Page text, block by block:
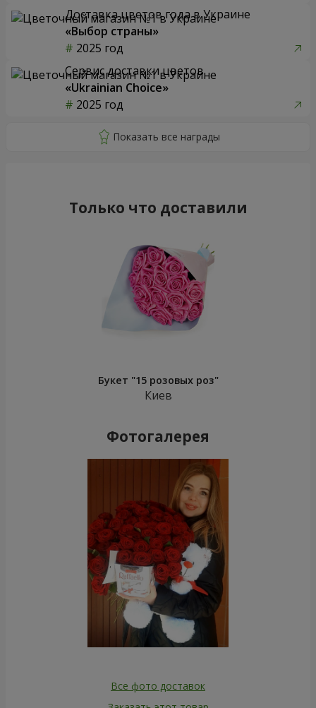
Доставка цветов года в Украине
«Выбор страны»
2025 год
Сервис доставки цветов
«Ukrainian Choice»
2025 год
Только что доставили
Букет "15 розовых роз"
Киев
Фотогалерея
Все фото доставок